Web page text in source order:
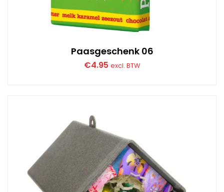
Paasgeschenk 06
€4.95 excl. BTW